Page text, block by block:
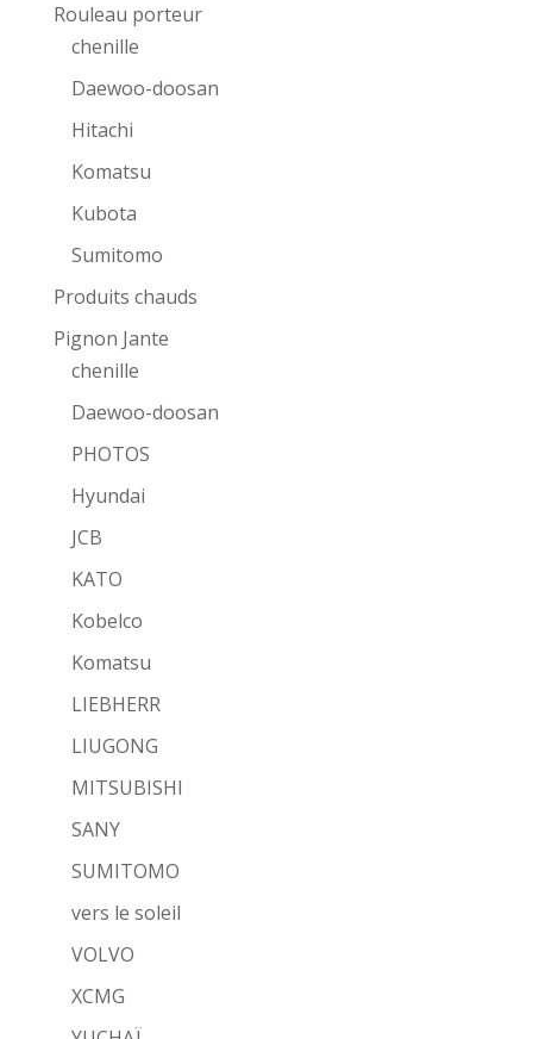
Rouleau porteur
chenille
Daewoo-doosan
Hitachi
Komatsu
Kubota
Sumitomo
Produits chauds
Pignon Jante
chenille
Daewoo-doosan
PHOTOS
Hyundai
JCB
KATO
Kobelco
Komatsu
LIEBHERR
LIUGONG
MITSUBISHI
SANY
SUMITOMO
vers le soleil
VOLVO
XCMG